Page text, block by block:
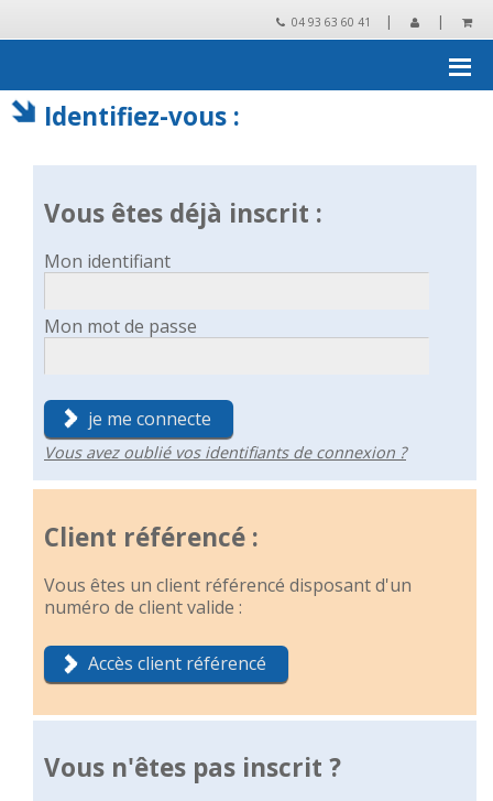
04 93 63 60 41 | |
Identifiez-vous :
Vous êtes déjà inscrit :
Mon identifiant
Mon mot de passe
je me connecte
Vous avez oublié vos identifiants de connexion ?
Client référencé :
Vous êtes un client référencé disposant d'un
numéro de client valide :
Accès client référencé
Vous n'êtes pas inscrit ?